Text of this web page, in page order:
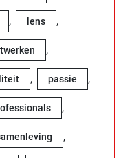
, lens ,
,
, passie ,
,
,